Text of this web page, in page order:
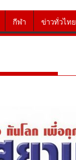
กีฬา ข่าวทั่วไทย